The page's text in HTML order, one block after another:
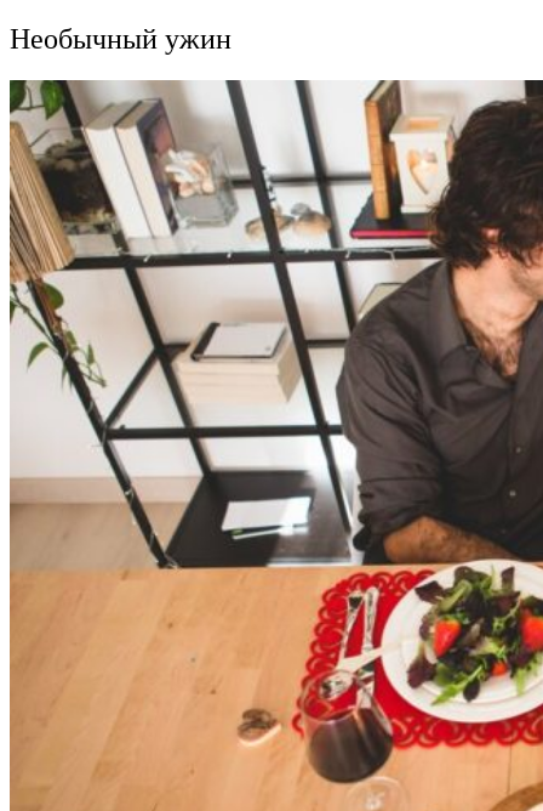
Необычный ужин